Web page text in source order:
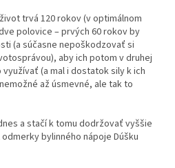
trvá 120 rokov (v optimálnom
polovice – prvých 60 rokov by
(a súčasne nepoškodzovať si
aby ich potom v druhej
(a mal i dostatok sily k ich
až úsmevné, ale tak to
a stačí k tomu dodržovať vyššie
bylinného nápoje Dúšku